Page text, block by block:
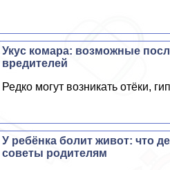
Укус комара: возможные
вредителей
Редко могут возникать отёки,
У ребёнка болит живот: что
советы родителям